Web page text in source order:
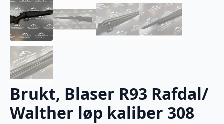
Brukt, Blaser R93 Rafdal/
Walther løp kaliber 308